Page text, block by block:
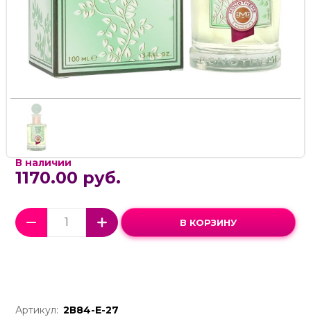
В наличии
1170.00 руб.
В КОРЗИНУ
Артикул: 2В84-Е-27